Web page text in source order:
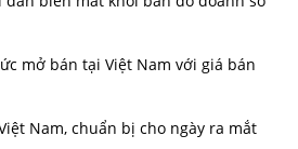
mở bán tại Việt Nam với giá bán
Nam, chuẩn bị cho ngày ra mắt